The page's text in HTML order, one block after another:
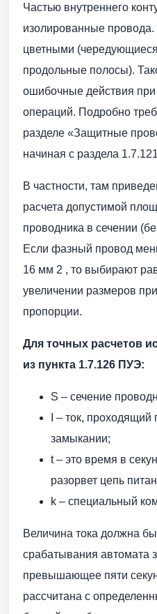
Частью внутреннего
изолированные
цветными
продольные полосы).
ошибочные действия
операций. Подробно
разделе «Защитные
начиная с раздела
В частности, там
расчета допустимой
проводника в сечении
Если фазный провод
16 мм 2 , то выбирают
увеличении размеров
пропорции.
Для точных расчетов
из пункта 1.7.126 ПУЭ:
S – сечение
I – ток,
замыкании;
t – это время в
разорвет цепь
k – специальный
Величина тока должна
срабатывания автомата
превышающее пяти
рассчитана с